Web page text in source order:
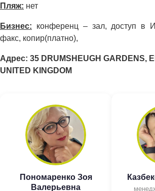
Пляж: нет
Бизнес: конференц – зал, доступ в
факс, копир(платно),
Адрес: 35 DRUMSHEUGH GARDENS,
UNITED KINGDOM
Пономаренко Зоя
Валерьевна